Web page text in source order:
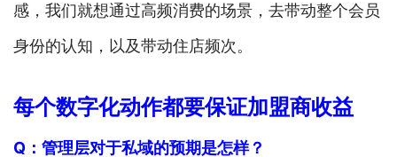
感，我们就想通过高频消费的场景，去带动整个会员
身份的认知，以及带动住店频次。
每个数字化动作都要保证加盟商收益
Q：管理层对于私域的预期是怎样？